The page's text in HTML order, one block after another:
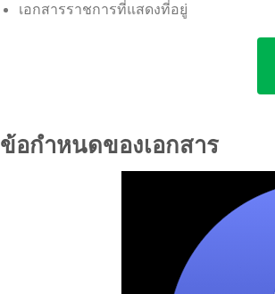
เอกสารราชการที่แสดงที่อยู่
ข้อกำหนดของเอกสาร